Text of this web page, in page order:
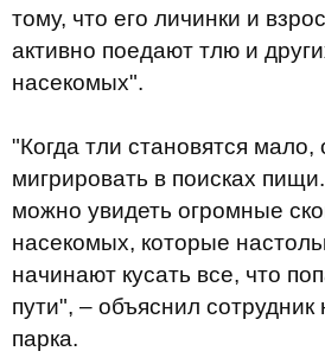
тому, что его личинки и
активно поедают тлю и
насекомых".
"Когда тли становятся
мигрировать в поисках
можно увидеть огромные
насекомых, которые
начинают кусать все, что
пути", – объяснил сотрудник
парка.